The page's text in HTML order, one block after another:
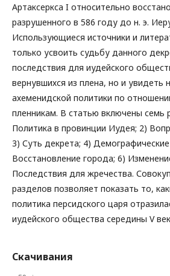
Артаксеркса I относительно
разрушенного в 586 году до н. э.
Использующиеся источники и
только усвоить судьбу данного
последствия для иудейского
вернувшихся из плена, но и увидеть
ахеменидской политики по
пленникам. В статью включены семь
Политика в провинции Иудея; 2)
3) Суть декрета; 4)
Восстановление города; 6)
Последствия для жречества.
разделов позволяет показать то,
политика персидского царя
иудейского общества середины V
Скачивания